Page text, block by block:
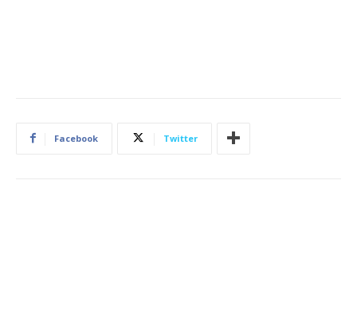
Facebook Twitter